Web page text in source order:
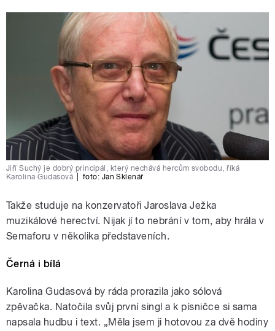
Jiří Suchý je dobrý principál, který nechává hercům svobodu, říká
Karolina Gudasová
foto: Jan Sklenář
Takže studuje na konzervatoři Jaroslava Ježka
muzikálové herectví. Nijak jí to nebrání v tom, aby hrála v
Semaforu v několika představeních.
Černá i bílá
Karolina Gudasová by ráda prorazila jako sólová
zpěvačka. Natočila svůj první singl a k písničce si sama
napsala hudbu i text. „Měla jsem ji hotovou za dvě hodiny